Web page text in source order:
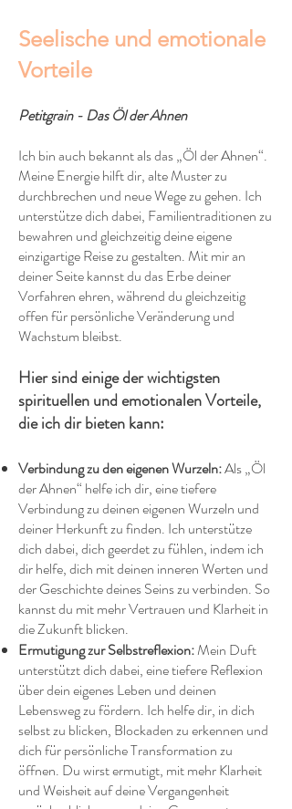
Seelische und emotionale
Vorteile
Petitgrain - Das Öl der Ahnen
Ich bin auch bekannt als das „Öl der Ahnen“.
Meine Energie hilft dir, alte Muster zu
durchbrechen und neue Wege zu gehen. Ich
unterstütze dich dabei, Familientraditionen zu
bewahren und gleichzeitig deine eigene
einzigartige Reise zu gestalten. Mit mir an
deiner Seite kannst du das Erbe deiner
Vorfahren ehren, während du gleichzeitig
offen für persönliche Veränderung und
Wachstum bleibst.
Hier sind einige der wichtigsten
spirituellen und emotionalen Vorteile,
die ich dir bieten kann:
Verbindung zu den eigenen Wurzeln:Als „Öl
der Ahnen“ helfe ich dir, eine tiefere
Verbindung zu deinen eigenen Wurzeln und
deiner Herkunft zu finden. Ich unterstütze
dich dabei, dich geerdet zu fühlen, indem ich
dir helfe, dich mit deinen inneren Werten und
der Geschichte deines Seins zu verbinden. So
kannst du mit mehr Vertrauen und Klarheit in
die Zukunft blicken.
Ermutigung zur Selbstreflexion:Mein Duft
unterstützt dich dabei, eine tiefere Reflexion
über dein eigenes Leben und deinen
Lebensweg zu fördern. Ich helfe dir, in dich
selbst zu blicken, Blockaden zu erkennen und
dich für persönliche Transformation zu
öffnen. Du wirst ermutigt, mit mehr Klarheit
und Weisheit auf deine Vergangenheit